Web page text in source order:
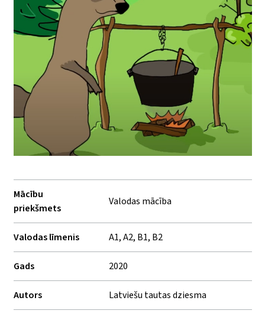
Mācību
priekšmets
Valodas mācība
Valodas līmenis A1, A2, B1, B2
Gads 2020
Autors Latviešu tautas dziesma